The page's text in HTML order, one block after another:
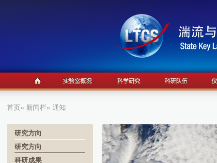
首页» 新闻栏» 通知
研究方向
研究方向
科研成果